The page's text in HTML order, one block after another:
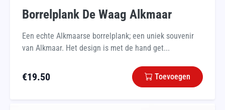
Borrelplank De Waag Alkmaar
Een echte Alkmaarse borrelplank; een uniek souvenir
van Alkmaar. Het design is met de hand get...
€19.50 Toevoegen